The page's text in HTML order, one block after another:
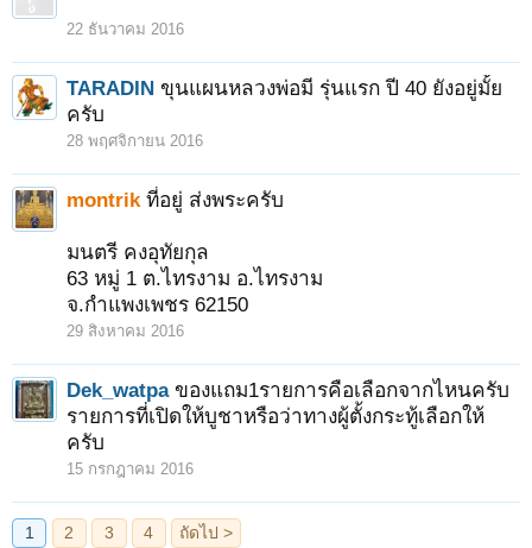
22 ธันวาคม 2016
TARADIN ขุนแผนหลวงพ่อมี รุ่นแรก ปี 40 ยังอยู่มั้ย
ครับ
28 พฤศจิกายน 2016
montrik ที่อยู่ ส่งพระครับ
มนตรี คงอุทัยกุล
63 หมู่ 1 ต.ไทรงาม อ.ไทรงาม
จ.กำแพงเพชร 62150
29 สิงหาคม 2016
Dek_watpa ของแถม1รายการคือเลือกจากไหนครับ
รายการที่เปิดให้บูชาหรือว่าทางผู้ตั้งกระทู้เลือกให้
ครับ
15 กรกฎาคม 2016